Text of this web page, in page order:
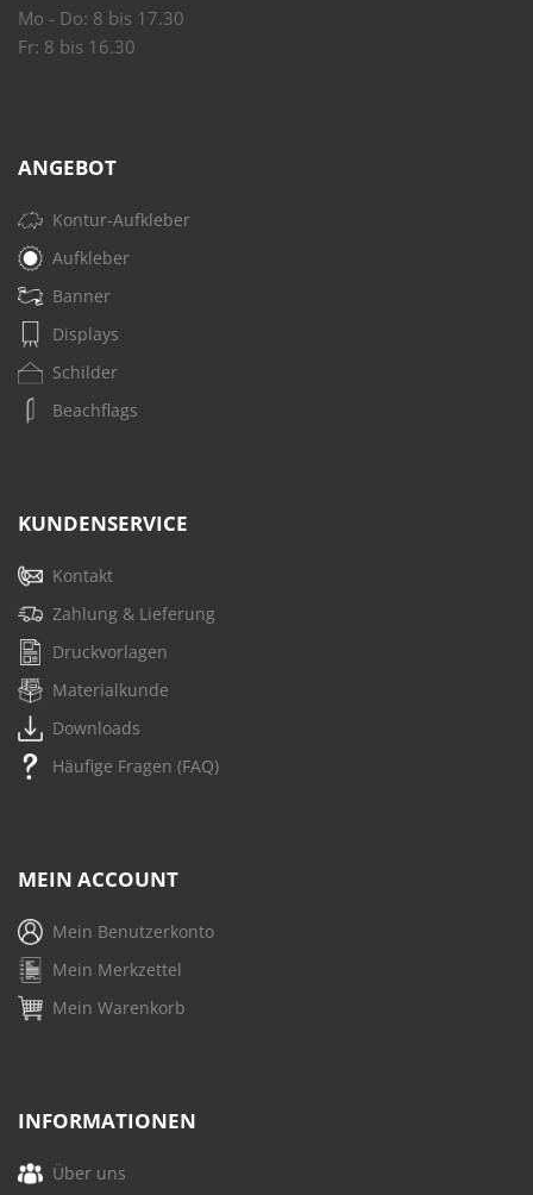
Mo - Do: 8 bis 17.30
Fr: 8 bis 16.30
ANGEBOT
Kontur-Aufkleber
Aufkleber
Banner
Displays
Schilder
Beachflags
KUNDENSERVICE
Kontakt
Zahlung & Lieferung
Druckvorlagen
Materialkunde
Downloads
Häufige Fragen (FAQ)
MEIN ACCOUNT
Mein Benutzerkonto
Mein Merkzettel
Mein Warenkorb
INFORMATIONEN
Über uns